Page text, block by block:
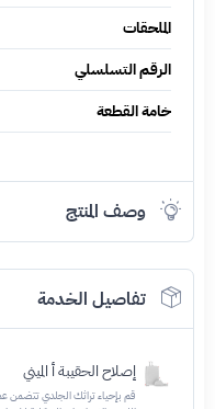
الملحقات
الرقم التسلسلي
خامة القطعة
وصف المنتج
تفاصيل الخدمة
إصلاح الحقيبة أ الميني
قم بإحياء تراثك الجلدي تتضمن